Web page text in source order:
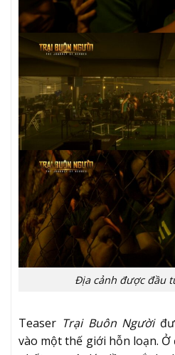
Địa cảnh được đầu
Teaser Trại Buôn Người
vào một thế giới hỗn loạn.